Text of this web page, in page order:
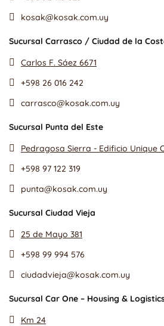
kosak@kosak.com.uy
Sucursal Carrasco / Ciudad de la
Carlos F. Sáez 6671
+598 26 016 242
carrasco@kosak.com.uy
Sucursal Punta del Este
Pedragosa Sierra - Edificio Unique
+598 97 122 319
punta@kosak.com.uy
Sucursal Ciudad Vieja
25 de Mayo 381
+598 99 994 576
ciudadvieja@kosak.com.uy
Sucursal Car One – Housing &
Km 24